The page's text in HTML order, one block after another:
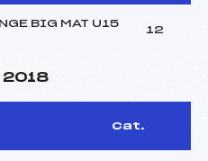
BIG MAT U15
12
2018
Cat.